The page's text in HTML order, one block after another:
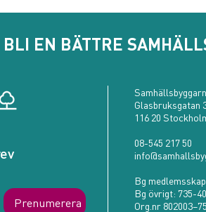
BLI EN BÄTTRE
Prenumerera
Glasbruksgatan
116 20
08-545 217 50
Bg
Bg övrigt: 735-
Org.nr